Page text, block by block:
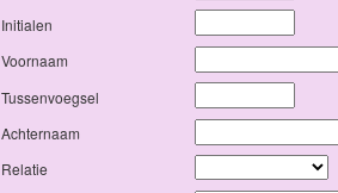
Initialen
Voornaam
Tussenvoegsel
Achternaam
Relatie